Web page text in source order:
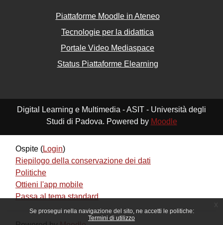
Se prosegui nella navigazione del sito, ne accetti le politiche:
Termini di utilizzo
Piattaforme Moodle in Ateneo
Tecnologie per la didattica
Portale Video Mediaspace
Status Piattaforme Elearning
Digital Learning e Multimedia - ASIT - Università degli
Studi di Padova. Powered by Moodle
Ospite (Login)
Riepilogo della conservazione dei dati
Politiche
Ottieni l'app mobile
Passa al tema standard